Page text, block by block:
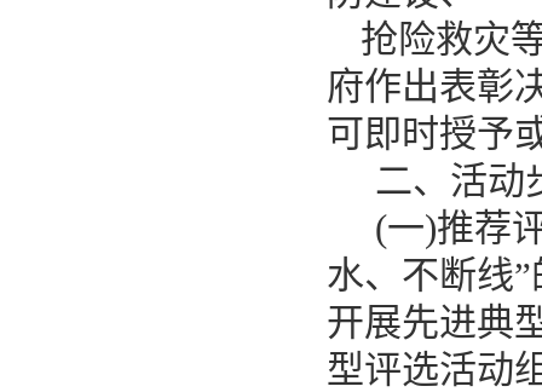
抢险救灾
府作出表彰
可即时授予
二、活动
(一)推荐
水、不断线
开展先进典
型评选活动